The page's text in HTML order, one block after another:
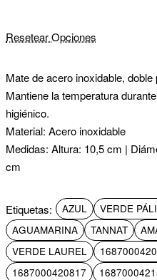
Resetear Opciones
Mate de acero inoxidable,
Mantiene la temperatura
higiénico.
Material: Acero inoxidable
Medidas: Altura: 10,5 cm |
cm
Etiquetas: AZUL VERDE
AGUAMARINA
TANNAT
VERDE LAUREL
1687000420817